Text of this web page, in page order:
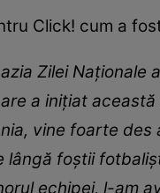
Click! cum a
Zilei Naționale
a inițiat
vine foarte
lângă foștii
echipei, l-am